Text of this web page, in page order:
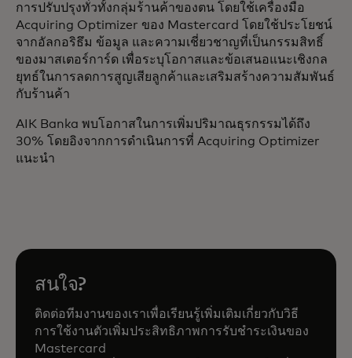
การปรับปรุงทั่วทั้งกลุ่มร้านค้าของตน โดยใช้เครื่องมือ
Acquiring Optimizer ของ Mastercard โดยใช้ประโยชน์
จากอัลกอริธึม ข้อมูล และความเชี่ยวชาญที่เป็นกรรมสิทธิ์
ของมาสเตอร์การ์ด เพื่อระบุโอกาสและข้อเสนอแนะเชิงกล
ยุทธ์ในการลดการสูญเสียลูกค้าและเสริมสร้างความสัมพันธ์
กับร้านค้า
AIK Banka พบโอกาสในการเพิ่มปริมาณธุรกรรมได้ถึง
30% โดยอิงจากการดำเนินการที่ Acquiring Optimizer
แนะนำ
สนใจ?
ติดต่อทีมงานของเราเพื่อเรียนรู้เพิ่มเติมเกี่ยวกับวิธี
การใช้งานตัวเพิ่มประสิทธิภาพการรับชำระเงินของ
Mastercard